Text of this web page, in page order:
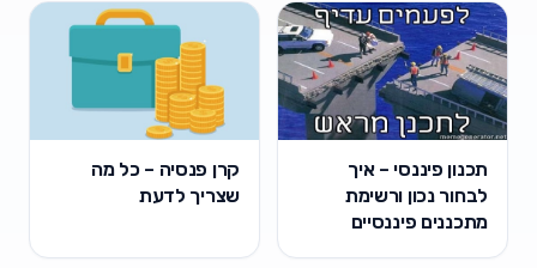
תכנון פיננסי – איך
לבחור נכון ורשימת
מתכננים פיננסיים
קרן פנסיה – כל מה
שצריך לדעת